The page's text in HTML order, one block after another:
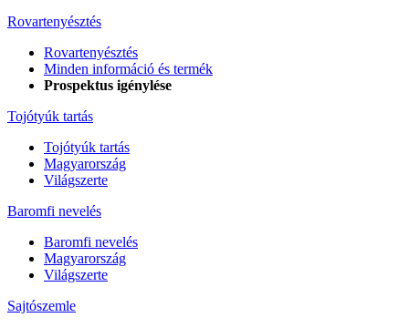
Rovartenyésztés
Rovartenyésztés
Minden információ és termék
Prospektus igénylése
Tojótyúk tartás
Tojótyúk tartás
Magyarország
Világszerte
Baromfi nevelés
Baromfi nevelés
Magyarország
Világszerte
Sajtószemle